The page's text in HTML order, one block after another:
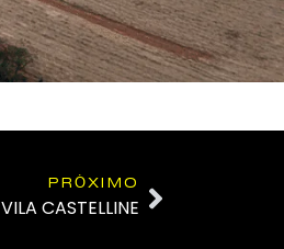
PRÓXIMO
VILA CASTELLINE